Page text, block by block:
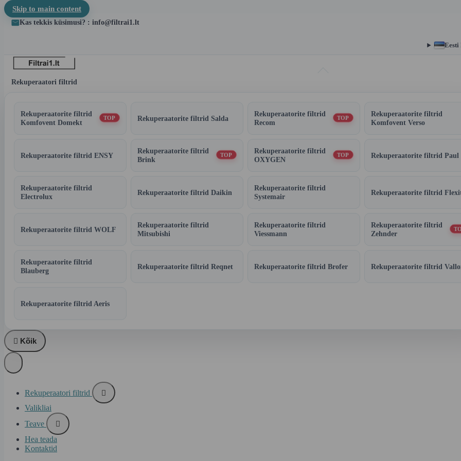
Skip to main content
Kas tekkis küsimusi? : info@filtrai1.lt
Eesti
Rekuperaatori filtrid
Rekuperaatorite filtrid
Komfovent Domekt
TOP Rekuperaatorite filtrid Salda
Rekuperaatorite filtrid
Recom
TOP
Rekuperaatorite filtrid
Komfovent Verso
Rekuperaatorite filtrid ENSY
Rekuperaatorite filtrid
Brink
TOP
Rekuperaatorite filtrid
OXYGEN
TOP Rekuperaatorite filtrid Paul
Rekuperaatorite filtrid
Electrolux
Rekuperaatorite filtrid Daikin
Rekuperaatorite filtrid
Systemair
Rekuperaatorite filtrid
Rekuperaatorite filtrid WOLF
Rekuperaatorite filtrid
Mitsubishi
Rekuperaatorite filtrid
Viessmann
Rekuperaatorite filtrid
Zehnder
Rekuperaatorite filtrid
Blauberg
Rekuperaatorite filtrid Reqnet Rekuperaatorite filtrid Brofer Rekuperaatorite filtrid
Rekuperaatorite filtrid Aeris
 Kõik
Rekuperaatori filtrid

Valikliai
Teave

Hea teada
Kontaktid